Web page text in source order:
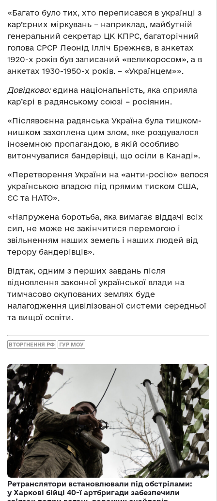
«Багато було тих, хто переписався в українці з
кар’єрних міркувань – наприклад, майбутній
генеральний секретар ЦК КПРС, багаторічний
голова СРСР Леонід Ілліч Брежнєв, в анкетах
1920-х років був записаний «великоросом», а в
анкетах 1930-1950-х років. – «Українцем»».
Довідково:єдина національність, яка сприяла
кар’єрі в радянському союзі – росіянин.
«Післявоєнна радянська Україна була тишком-
нишком захоплена цим злом, яке роздувалося
іноземною пропагандою, в якій особливо
витончувалися бандерівці, що осіли в Канаді».
«Перетворення України на «анти-росію» велося
українською владою під прямим тиском США,
ЄС та НАТО».
«Напружена боротьба, яка вимагає віддачі всіх
сил, не може не закінчитися перемогою і
звільненням наших земель і наших людей від
терору бандерівців».
Відтак, одним з перших завдань після
відновлення законної української влади на
тимчасово окупованих землях буде
налагодження цивілізованої системи середньої
та вищої освіти.
ВТОРГНЕННЯ РФ ГУР МОУ
Ретранслятори встановлювали під обстрілами:
у Харкові бійці 40-ї артбригади забезпечили